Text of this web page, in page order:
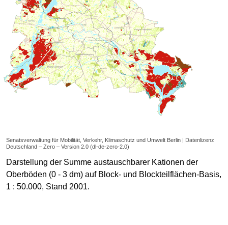
Senatsverwaltung für Mobilität, Verkehr, Klimaschutz und Umwelt Berlin | Datenlizenz
Deutschland – Zero – Version 2.0 (dl-de-zero-2.0)
Darstellung der Summe austauschbarer Kationen der
Oberböden (0 - 3 dm) auf Block- und Blockteilflächen-Basis,
1 : 50.000, Stand 2001.